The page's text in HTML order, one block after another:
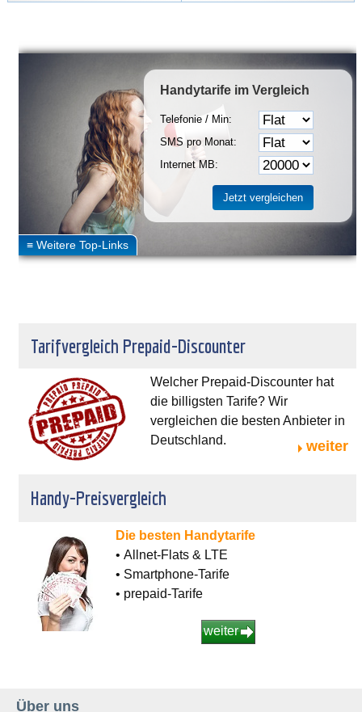
Handytarife im Vergleich
Telefonie / Min:
SMS pro Monat:
Internet MB:
Tarifvergleich Prepaid-Discounter
Welcher Prepaid-Discounter hat
die billigsten Tarife? Wir
vergleichen die besten Anbieter in
Deutschland.
weiter
Handy-Preisvergleich
Die besten Handytarife
• Allnet-Flats & LTE
• Smartphone-Tarife
• prepaid-Tarife
weiter
Über uns